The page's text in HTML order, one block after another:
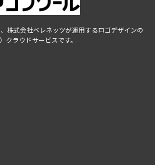
株式会社ベレネッツが運用するロゴデザインの
クラウドサービスです。